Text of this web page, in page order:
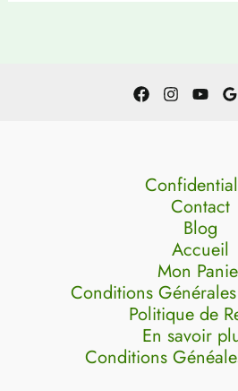
Contact
Blog
Accueil
Mon
Conditions
Politique de
En savoir
Conditions